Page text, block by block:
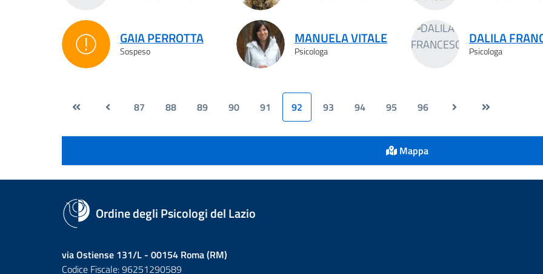
Sospeso
GAIA PERROTTA
Sospeso
MANUELA VITALE
Psicologa
DALILA
Psicologa
87 88 89 90 91 92 93 94 95 96
Mappa
Ordine degli Psicologi del Lazio
via Ostiense 131/L - 00154 Roma (RM)
Codice Fiscale: 96251290589